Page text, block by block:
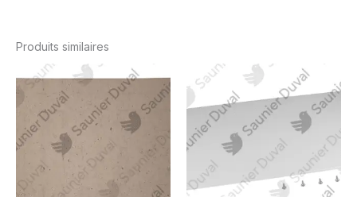
Produits similaires